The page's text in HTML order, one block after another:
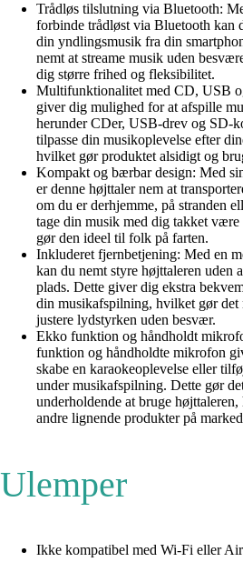
Trådløs tilslutning via Bluetooth:
forbinde trådløst via Bluetooth kan
din yndlingsmusik fra din
nemt at streame musik uden
dig større frihed og fleksibilitet.
Multifunktionalitet med CD, USB
giver dig mulighed for at afspille
herunder CDer, USB-drev og SD-
tilpasse din musikoplevelse efter
hvilket gør produktet alsidigt og
Kompakt og bærbar design: Med
er denne højttaler nem at
om du er derhjemme, på stranden
tage din musik med dig takket
gør den ideel til folk på farten.
Inkluderet fjernbetjening: Med en
kan du nemt styre højttaleren uden
plads. Dette giver dig ekstra
din musikafspilning, hvilket gør det
justere lydstyrken uden besvær.
Ekko funktion og håndholdt
funktion og håndholdte mikrofon
skabe en karaokeoplevelse eller
under musikafspilning. Dette gør
underholdende at bruge
andre lignende produkter på
Ulemper
Ikke kompatibel med Wi-Fi eller